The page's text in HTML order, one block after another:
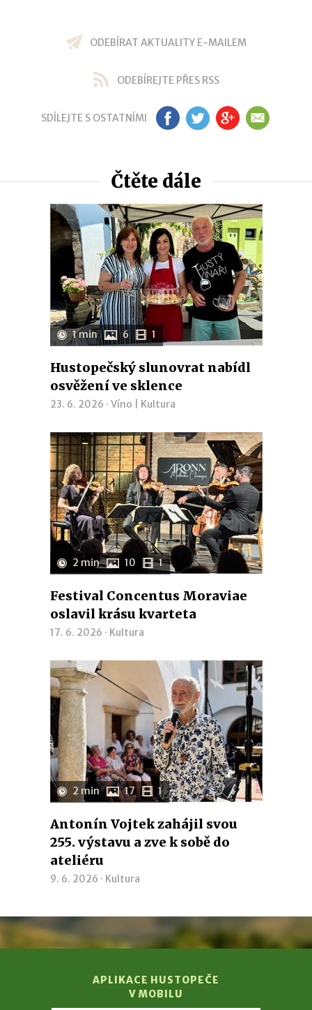
ODEBÍRAT AKTUALITY E-MAILEM
ODEBÍREJTE PŘES RSS
SDÍLEJTE S OSTATNÍMI FB TW GP EM
Čtěte dále
1 min 6 1
Hustopečský slunovrat nabídl
osvěžení ve sklence
23. 6. 2026 · Víno Kultura
2 min 10 1
Festival Concentus Moraviae
oslavil krásu kvarteta
17. 6. 2026 · Kultura
2 min 17 1
Antonín Vojtek zahájil svou
255. výstavu a zve k sobě do
ateliéru
9. 6. 2026 · Kultura
APLIKACE HUSTOPEČE
V MOBILU